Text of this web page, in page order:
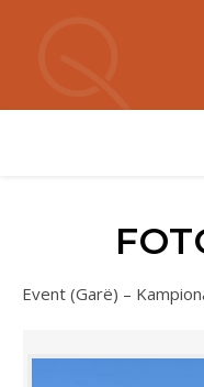
Event (Garë) –